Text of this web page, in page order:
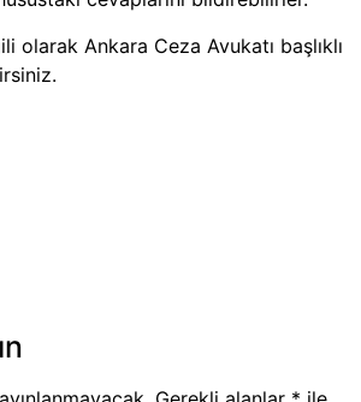
olarak Ankara Ceza Avukatı başlıklı